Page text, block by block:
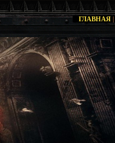
ГЛАВНАЯ |